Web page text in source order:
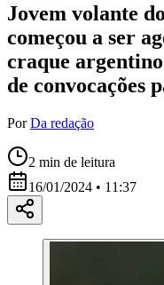
Jovem volante
começou a ser
craque
de convocações
Por Da redação
2 min de leitura
16/01/2024 • 11:37